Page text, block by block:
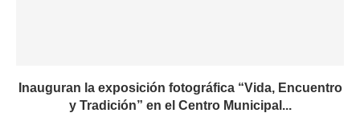
Inauguran la exposición fotográfica “Vida, Encuentro
y Tradición” en el Centro Municipal...